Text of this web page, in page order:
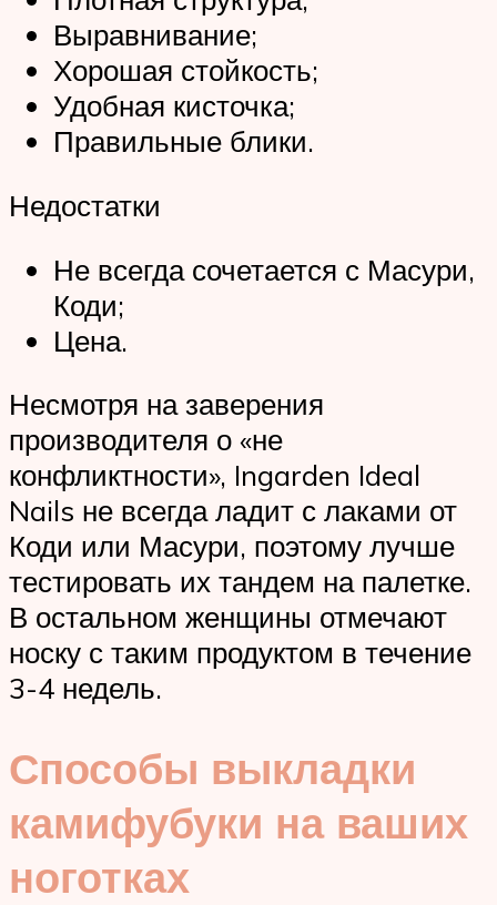
Выравнивание;
Хорошая стойкость;
Удобная кисточка;
Правильные блики.
Недостатки
Не всегда сочетается с Масури,
Коди;
Цена.
Несмотря на заверения
производителя о «не
конфликтности», Ingarden Ideal
Nails не всегда ладит с лаками от
Коди или Масури, поэтому лучше
тестировать их тандем на палетке.
В остальном женщины отмечают
носку с таким продуктом в течение
3-4 недель.
Способы выкладки
камифубуки на ваших
ноготках